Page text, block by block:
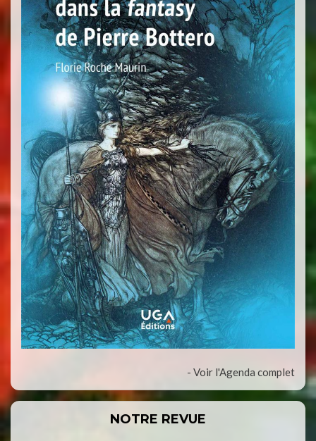
- Voir l'Agenda complet
NOTRE REVUE